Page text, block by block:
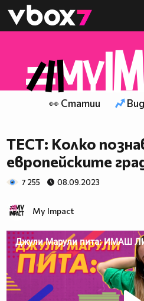
👾
👀 Статии
ТЕСТ: Колко
европейските
7 255 08.09.2023
My Impact